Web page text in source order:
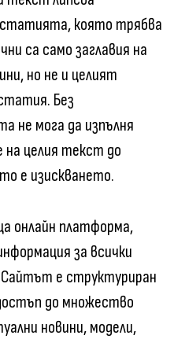
която трябва
са само заглавия на
но не и целият
Без
не мога да изпълня
на целия текст до
е изискването.
онлайн платформа,
за всички
е структуриран
до множество
новини, модели,